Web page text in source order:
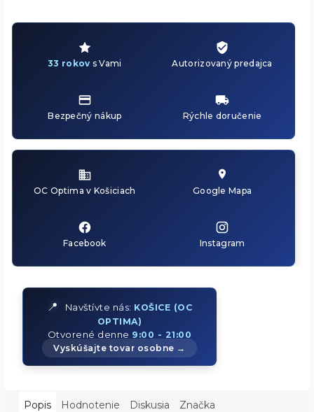
33 rokov s Vami Autorizovaný predajca
Bezpečný nákup Rýchle doručenie
OC Optima v Košiciach Google Mapa
Facebook Instagram
📍 Navštívte nás: KOŠICE (OC
OPTIMA)
Otvorené denne 9:00 - 21:00
Vyskúšajte tovar osobne →
Popis Hodnotenie Diskusia Značka